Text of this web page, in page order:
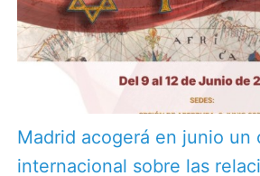
Madrid acogerá en junio un
internacional sobre las